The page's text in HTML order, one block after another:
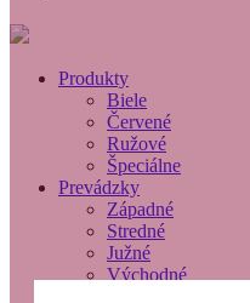
Produkty
Biele
Červené
Ružové
Špeciálne
Prevádzky
Západné
Stredné
Južné
Východné